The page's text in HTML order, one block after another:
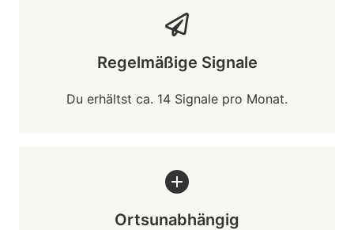
Regelmäßige Signale
Du erhältst ca. 14 Signale pro Monat.
Ortsunabhängig